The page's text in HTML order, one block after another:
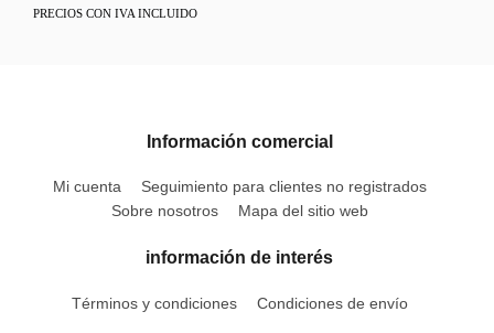
PRECIOS CON IVA INCLUIDO
Información comercial
Mi cuenta
Seguimiento para clientes no registrados
Sobre nosotros
Mapa del sitio web
información de interés
Términos y condiciones Condiciones de envío